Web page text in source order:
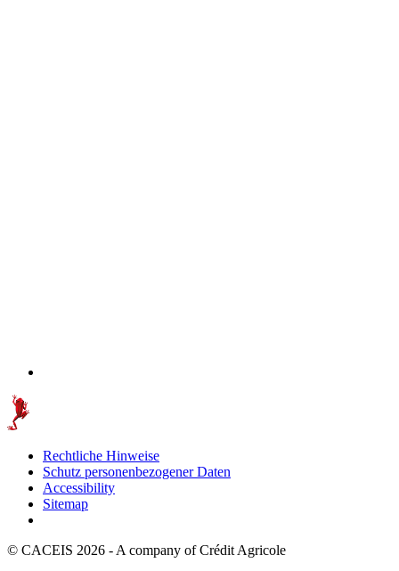
Rechtliche Hinweise
Schutz personenbezogener Daten
Accessibility
Sitemap
© CACEIS 2026 - A company of Crédit Agricole